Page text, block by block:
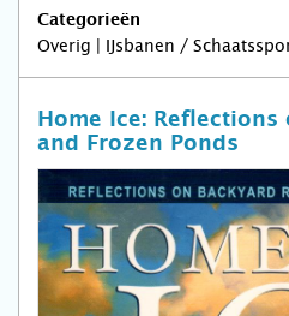
Categorieën
Overig | IJsbanen /
Home Ice: Reflections
and Frozen Ponds